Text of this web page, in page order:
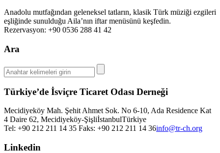
Anadolu mutfağından geleneksel tatların, klasik Türk müziği ezgileri
eşliğinde sunulduğu Aila’nın iftar menüsünü keşfedin.
Rezervasyon: +90 0536 288 41 42
Ara
Türkiye’de İsviçre Ticaret Odası Derneği
Mecidiyeköy Mah. Şehit Ahmet Sok. No 6-10, Ada Residence Kat
4 Daire 62, Mecidiyeköy-ŞişliİstanbulTürkiye
Tel: +90 212 211 14 35 Faks: +90 212 211 14 36info@tr-ch.org
Linkedin